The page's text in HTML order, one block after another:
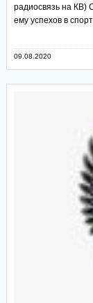
радиосвязь на КВ)
ему успехов в
09.08.2020